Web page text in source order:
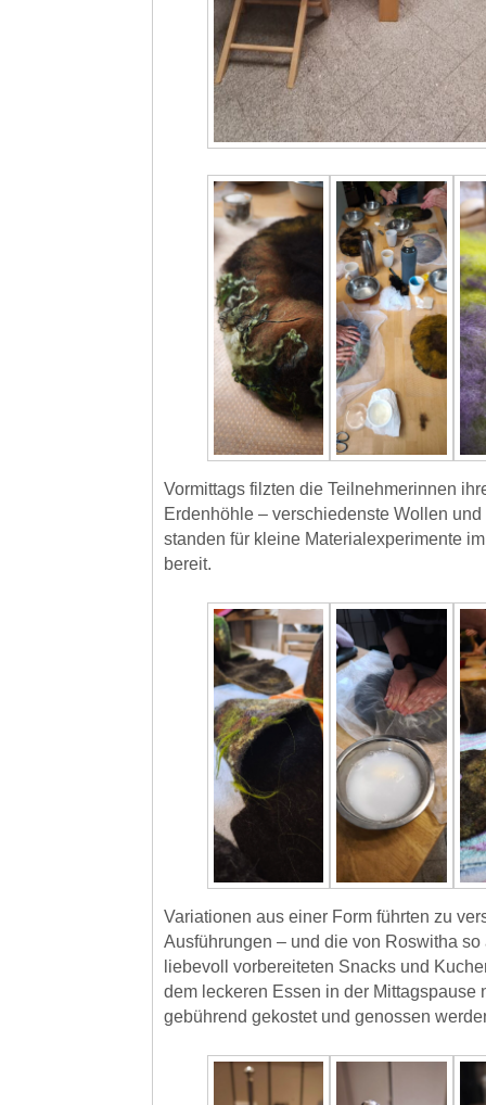
Vormittags filzten die Teilnehmerinnen
Erdenhöhle – verschiedenste Wollen
standen für kleine Materialexperimente
bereit.
Variationen aus einer Form führten zu
Ausführungen – und die von Roswitha
liebevoll vorbereiteten Snacks und
dem leckeren Essen in der Mittagspause
gebührend gekostet und genossen